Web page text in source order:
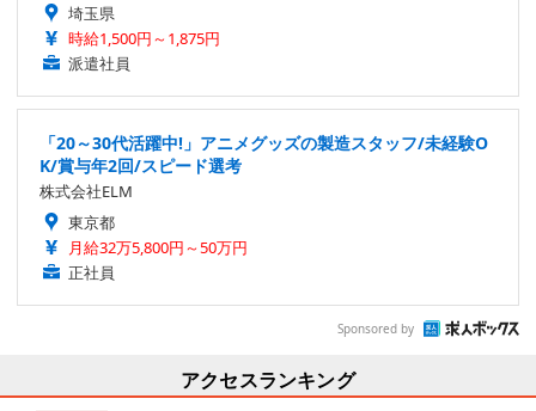
埼玉県
時給1,500円～1,875円
派遣社員
「20～30代活躍中!」アニメグッズの製造スタッフ/未経験O
K/賞与年2回/スピード選考
株式会社ELM
東京都
月給32万5,800円～50万円
正社員
Sponsored by
アクセスランキング